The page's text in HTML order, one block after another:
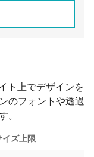
ト上でデザインを
のフォントや透過
。
イズ上限